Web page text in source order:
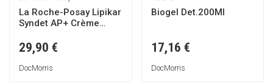
La Roche-Posay Lipikar
Syndet AP+ Crème
Recharge 400ml
29,90 €
DocMorris
Biogel Det.200Ml
17,16 €
DocMorris